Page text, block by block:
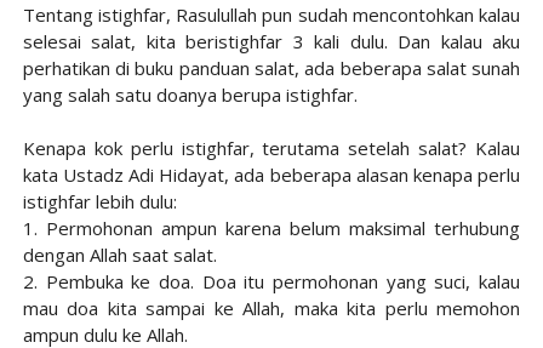
Tentang istighfar, Rasulullah pun sudah mencontohkan kalau
selesai salat, kita beristighfar 3 kali dulu. Dan kalau aku
perhatikan di buku panduan salat, ada beberapa salat sunah
yang salah satu doanya berupa istighfar.
Kenapa kok perlu istighfar, terutama setelah salat? Kalau
kata Ustadz Adi Hidayat, ada beberapa alasan kenapa perlu
istighfar lebih dulu:
1. Permohonan ampun karena belum maksimal terhubung
dengan Allah saat salat.
2. Pembuka ke doa. Doa itu permohonan yang suci, kalau
mau doa kita sampai ke Allah, maka kita perlu memohon
ampun dulu ke Allah.